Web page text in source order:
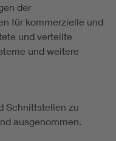
der
für kommerzielle und
und verteilte
und weitere
Schnittstellen zu
ausgenommen.